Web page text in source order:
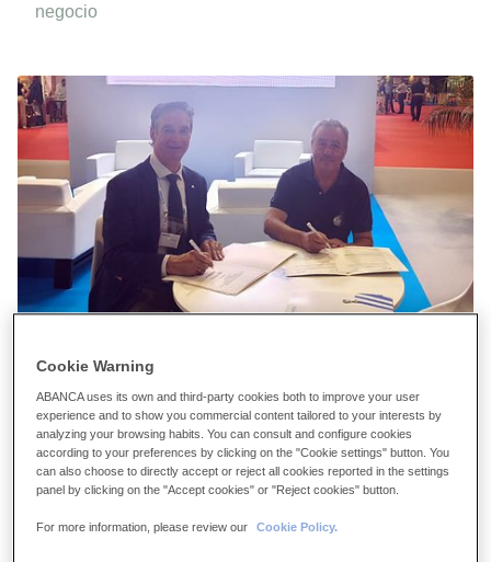
negocio
O director de ABANCA Agro, Jesús Combarro, firma co
representante de Asoporcel, José Barreira.
Descarga en alta resolución
Cookie Warning
ABANCA uses its own and third-party cookies both to improve your user
experience and to show you commercial content tailored to your interests by
analyzing your browsing habits. You can consult and configure cookies
according to your preferences by clicking on the "Cookie settings" button. You
can also choose to directly accept or reject all cookies reported in the settings
panel by clicking on the "Accept cookies" or "Reject cookies" button.
For more information, please review our Cookie Policy.